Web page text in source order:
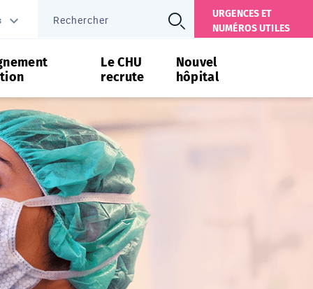
URGENCES ET
NUMÉROS UTILES
Le CHU
recrute
Nouvel
hôpital